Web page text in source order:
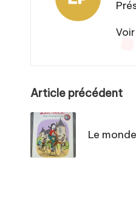
Post
navigation
Article précédent
Le